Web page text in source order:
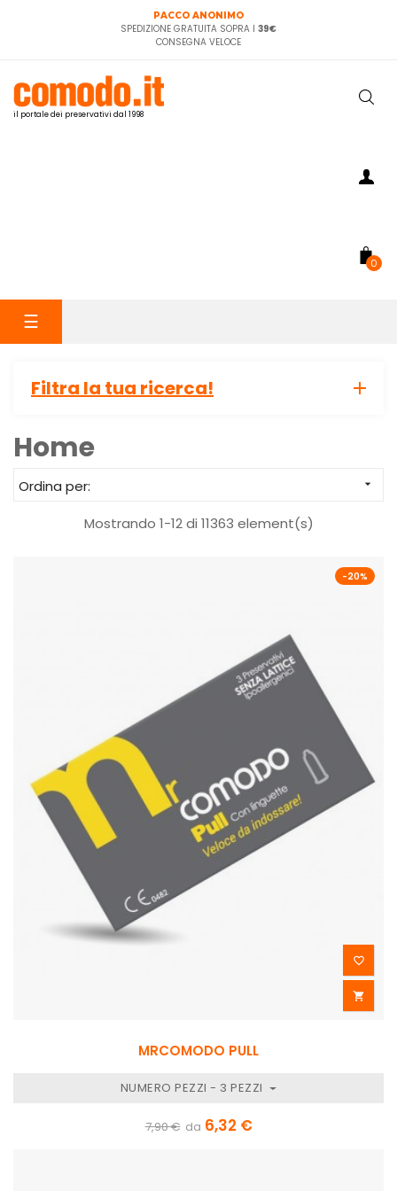
PACCO ANONIMO
SPEDIZIONE GRATUITA SOPRA I 39€
CONSEGNA VELOCE
il portale dei preservativi dal 1998
0
navigazione
☰
Filtra la tua ricerca!
Home
Ordina per: 
Mostrando 1-12 di 11363 element(s)
-20%


MRCOMODO PULL
NUMERO PEZZI - 3 PEZZI
7,90 € da 6,32 €